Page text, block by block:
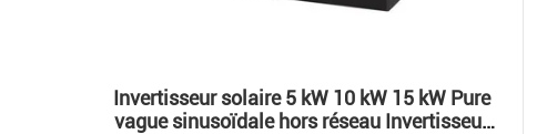
Invertisseur solaire 5 kW 10 kW 15 kW Pure
vague sinusoïdale hors réseau Invertisseur